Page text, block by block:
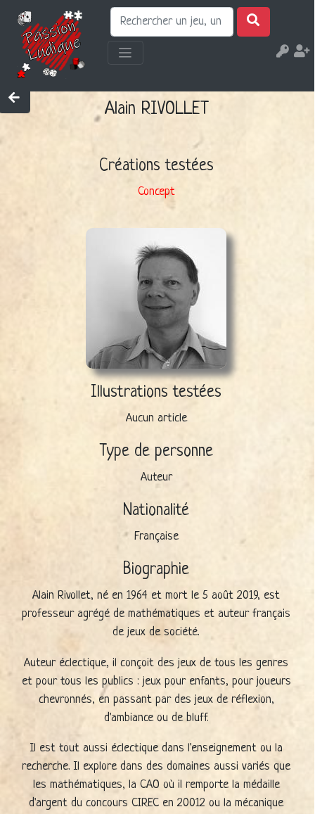
Alain RIVOLLET
Créations testées
Concept
Illustrations testées
Aucun article
Type de personne
Auteur
Nationalité
Française
Biographie
Alain Rivollet, né en 1964 et mort le 5 août 2019, est
professeur agrégé de mathématiques et auteur français
de jeux de société.
Auteur éclectique, il conçoit des jeux de tous les genres
et pour tous les publics : jeux pour enfants, pour joueurs
chevronnés, en passant par des jeux de réflexion,
d'ambiance ou de bluff.
Il est tout aussi éclectique dans l'enseignement ou la
recherche. Il explore dans des domaines aussi variés que
les mathématiques, la CAO où il remporte la médaille
d'argent du concours CIREC en 20012 ou la mécanique